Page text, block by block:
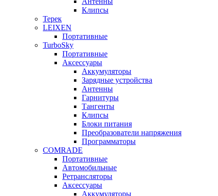
Клипсы
Терек
LEIXEN
Портативные
TurboSky
Портативные
Аксессуары
Аккумуляторы
Зарядные устройства
Антенны
Гарнитуры
Тангенты
Клипсы
Блоки питания
Преобразователи напряжения
Программаторы
COMRADE
Портативные
Автомобильные
Ретрансляторы
Аксессуары
Аккумуляторы